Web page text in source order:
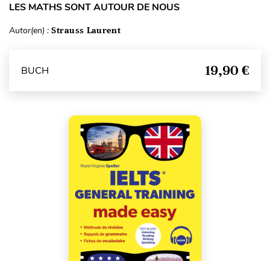
LES MATHS SONT AUTOUR DE NOUS
Autor(en) : Strauss Laurent
BUCH 19,90 €